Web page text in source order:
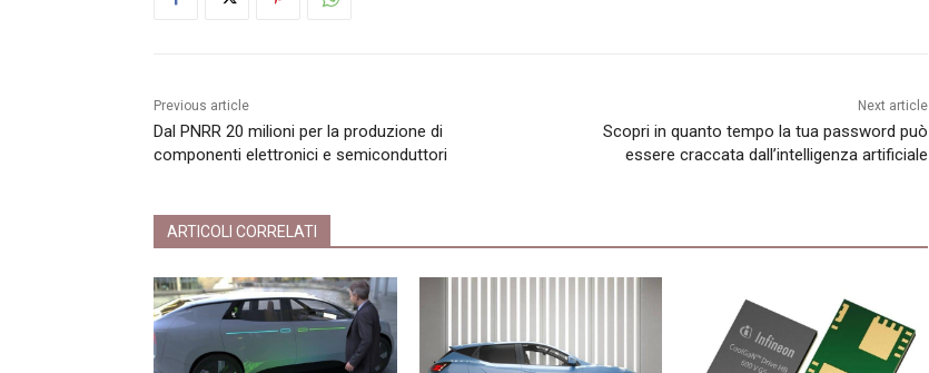
Previous article
Dal PNRR 20 milioni per la produzione di
componenti elettronici e semiconduttori
Next article
Scopri in quanto tempo la tua password può
essere craccata dall’intelligenza artificiale
ARTICOLI CORRELATI